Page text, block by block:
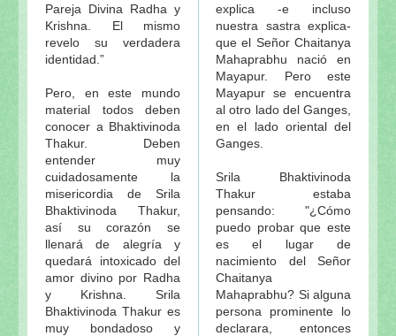
Pareja Divina Radha y
Krishna. El mismo
revelo su verdadera
identidad.”
Pero, en este mundo
material todos deben
conocer a Bhaktivinoda
Thakur. Deben
entender muy
cuidadosamente la
misericordia de Srila
Bhaktivinoda Thakur,
así su corazón se
llenará de alegría y
quedará intoxicado del
amor divino por Radha
y Krishna. Srila
Bhaktivinoda Thakur es
muy bondadoso y
explica -e incluso
nuestra sastra explica-
que el Señor Chaitanya
Mahaprabhu nació en
Mayapur. Pero este
Mayapur se encuentra
al otro lado del Ganges,
en el lado oriental del
Ganges.
Srila Bhaktivinoda
Thakur estaba
pensando: "¿Cómo
puedo probar que este
es el lugar de
nacimiento del Señor
Chaitanya
Mahaprabhu? Si alguna
persona prominente lo
declarara, entonces